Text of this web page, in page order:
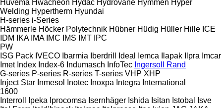
Huvema Hwacheon Hydac Hydrovane Hymmen Hyper
Welding Hypertherm Hyundai
H-series i-Series
Hämmerle Höcker Polytechnik Hübner Hüdig Hüller Hille ICE
IDM
IKA IMA IMC IMS IMT IPC
PW
ISG Pack IVECO Ibarmia Iberdrill Ideal Iemca Ilapak Ilpra Imcar
Imet Index Index-6 Indumasch InfoTec Ingersoll Rand
G-series P-series R-series T-series VHP XHP
Inject Star Inmesol Inotec Inoxpa Integra International
1600
Interroll
Ipeka Iprocomsa Isernhäger Ishida Isitan Istobal
Isve